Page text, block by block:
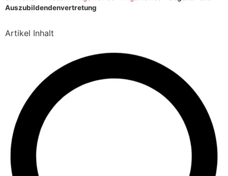
Auszubildendenvertretung
Artikel Inhalt